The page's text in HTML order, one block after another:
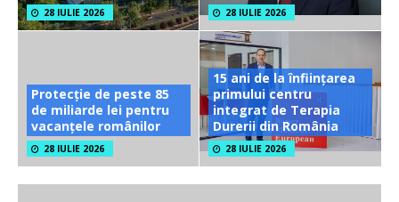
28 IULIE 2026 28 IULIE 2026
Protecție de peste 85
de miliarde lei pentru
vacanțele românilor
28 IULIE 2026
15 ani de la înființarea
primului centru
integrat de Terapia
Durerii din România
28 IULIE 2026